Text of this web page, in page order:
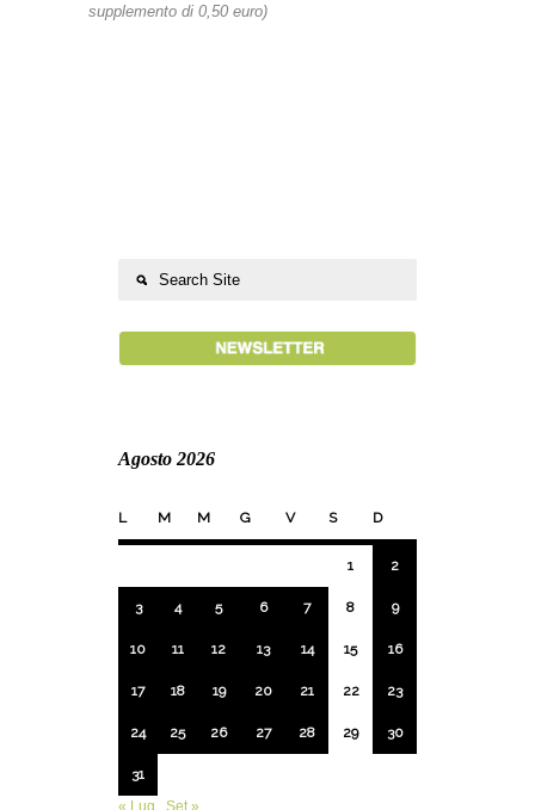
supplemento di 0,50 euro)
Agosto 2026
L M M G V S D
1 2
3 4 5 6 7 8 9
10 11 12 13 14 15 16
17 18 19 20 21 22 23
24 25 26 27 28 29 30
31
« Lug
Set »